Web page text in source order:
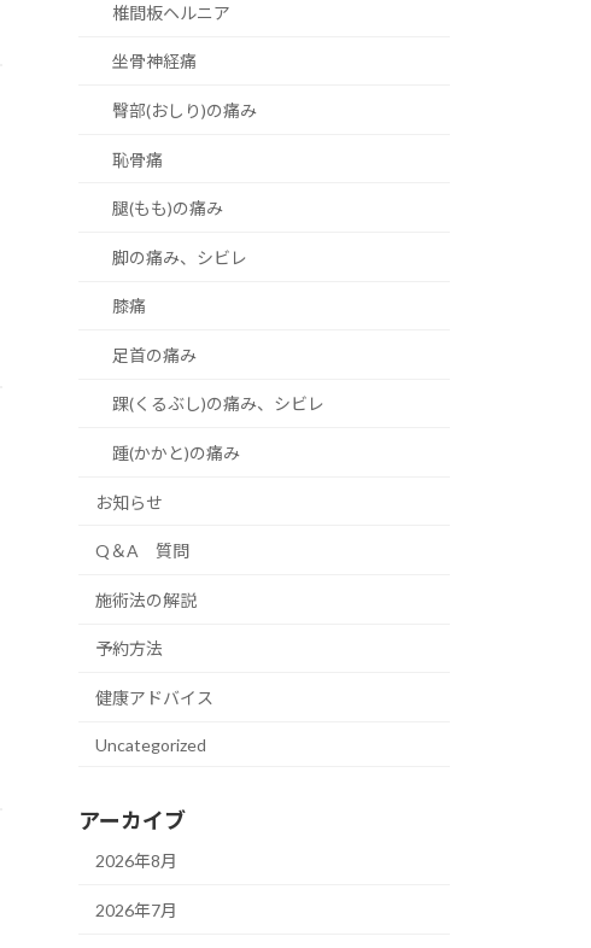
椎間板ヘルニア
坐骨神経痛
臀部(おしり)の痛み
恥骨痛
腿(もも)の痛み
脚の痛み、シビレ
膝痛
足首の痛み
踝(くるぶし)の痛み、シビレ
踵(かかと)の痛み
お知らせ
Q＆A 質問
施術法の解説
予約方法
健康アドバイス
Uncategorized
アーカイブ
2026年8月
2026年7月